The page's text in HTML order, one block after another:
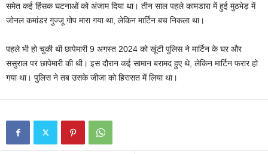
समेत कई हिंसक घटनाओं को अंजाम दिया था। तीन साल पहले कामडारा में हुई मुठभेड़ में
जोनल कमांडर गुज्जू गोप मारा गया था, लेकिन मार्टिन बच निकला था।
पहले भी हो चुकी थी छापेमारी 9 अगस्त 2024 को खूंटी पुलिस ने मार्टिन के घर और
ससुराल पर छापेमारी की थी। इस दौरान कई सामान बरामद हुए थे, लेकिन मार्टिन फरार हो
गया था। पुलिस ने तब उसके जीजा को हिरासत में लिया था।